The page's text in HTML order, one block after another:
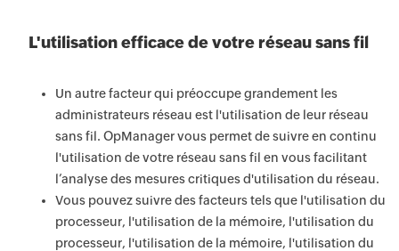
L'utilisation efficace de votre réseau sans fil
Un autre facteur qui préoccupe grandement les
administrateurs réseau est l'utilisation de leur réseau
sans fil. OpManager vous permet de suivre en continu
l'utilisation de votre réseau sans fil en vous facilitant
l’analyse des mesures critiques d'utilisation du réseau.
Vous pouvez suivre des facteurs tels que l'utilisation du
processeur, l'utilisation de la mémoire, l'utilisation du
processeur, l'utilisation de la mémoire, l'utilisation du